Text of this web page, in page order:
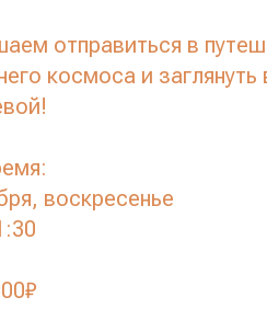
отправиться в
космоса и
воскресенье